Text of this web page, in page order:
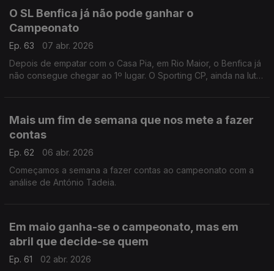
O SL Benfica já não pode ganhar o
Campeonato
Ep. 63
07 abr. 2026
Depois de empatar com o Casa Pia, em Rio Maior, o Benfica já
não consegue chegar ao 1º lugar. O Sporting CP, ainda na luta
Mais um fim de semana que nos mete a fazer
contas
Ep. 62
06 abr. 2026
Começamos a semana a fazer contas ao campeonato com a
análise de António Tadeia.
Em maio ganha-se o campeonato, mas em
abril que decide-se quem
Ep. 61
02 abr. 2026